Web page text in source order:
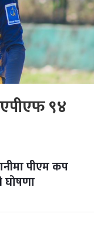
९४
पीएम कप